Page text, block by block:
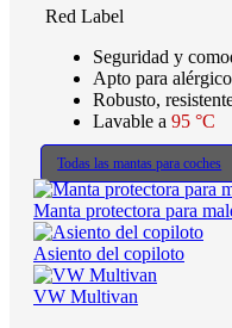
Red Label
Seguridad y
Apto para
Robusto,
Lavable a 95 °C
Todas las mantas para coches
Manta protectora para
Asiento del copiloto
VW Multivan